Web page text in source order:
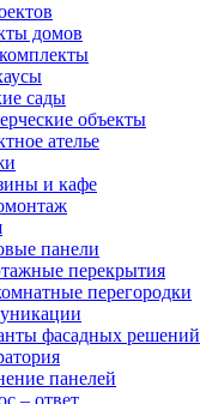
домов
сады
объекты
ателье
и кафе
панели
перекрытия
перегородки
фасадных решений
панелей